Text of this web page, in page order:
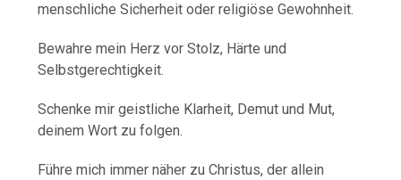
menschliche Sicherheit oder religiöse Gewohnheit.
Bewahre mein Herz vor Stolz, Härte und
Selbstgerechtigkeit.
Schenke mir geistliche Klarheit, Demut und Mut,
deinem Wort zu folgen.
Führe mich immer näher zu Christus, der allein